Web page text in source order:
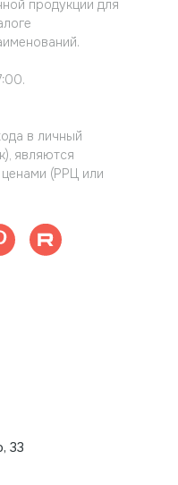
продукции для
в личный
являются
(РРЦ или
33